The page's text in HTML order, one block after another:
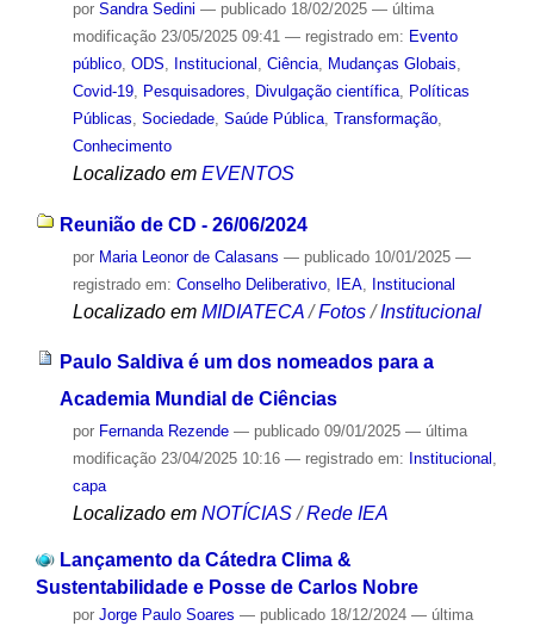
por Sandra Sedini — publicado18/02/2025 — última
modificação23/05/2025 09:41 — registrado em: Evento
público, ODS, Institucional , Ciência, Mudanças Globais,
Covid-19, Pesquisadores, Divulgação científica, Políticas
Públicas, Sociedade, Saúde Pública, Transformação,
Conhecimento
Localizado em EVENTOS
Reunião de CD - 26/06/2024
por Maria Leonor de Calasans — publicado10/01/2025 —
registrado em: Conselho Deliberativo, IEA, Institucional
Localizado em MIDIATECA /Fotos /Institucional
Paulo Saldiva é um dos nomeados para a
Academia Mundial de Ciências
por Fernanda Rezende — publicado09/01/2025 — última
modificação23/04/2025 10:16 — registrado em: Institucional ,
capa
Localizado em NOTÍCIAS /Rede IEA
Lançamento da Cátedra Clima &
Sustentabilidade e Posse de Carlos Nobre
por Jorge Paulo Soares — publicado18/12/2024 — última